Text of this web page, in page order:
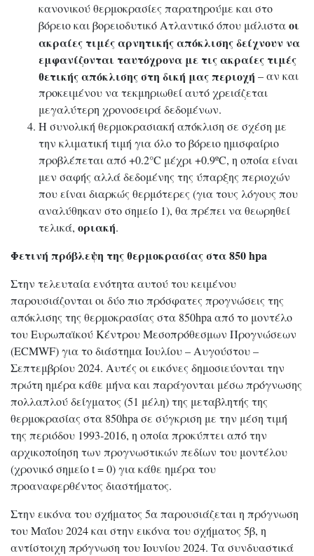
κανονικού θερμοκρασίες παρατηρούμε και στο
βόρειο και βορειοδυτικό Ατλαντικό όπου μάλισταοι
ακραίες τιμές αρνητικής απόκλισης δείχνουν να
εμφανίζονται ταυτόχρονα με τις ακραίες τιμές
θετικής απόκλισης στη δική μας περιοχή – αν και
προκειμένου να τεκμηριωθεί αυτό χρειάζεται
μεγαλύτερη χρονοσειρά δεδομένων.
Η συνολική θερμοκρασιακή απόκλιση σε σχέση με
την κλιματική τιμή για όλο το βόρειο ημισφαίριο
προβλέπεται από +0.2°C μέχρι +0.9ºC, η οποία είναι
μεν σαφής αλλά δεδομένης της ύπαρξης περιοχών
που είναι διαρκώς θερμότερες (για τους λόγους που
αναλύθηκαν στο σημείο 1), θα πρέπει να θεωρηθεί
τελικά, οριακή.
Φετινή πρόβλεψη της θερμοκρασίας στα 850 hpa
Στην τελευταία ενότητα αυτού του κειμένου
παρουσιάζονται οι δύο πιο πρόσφατες προγνώσεις της
απόκλισης της θερμοκρασίας στα 850hpa από το μοντέλο
του Ευρωπαϊκού Κέντρου Μεσοπρόθεσμων Προγνώσεων
(ECMWF) για το διάστημα Ιουλίου – Αυγούστου –
Σεπτεμβρίου 2024. Αυτές οι εικόνες δημοσιεύονται την
πρώτη ημέρα κάθε μήνα και παράγονται μέσω πρόγνωσης
πολλαπλού δείγματος (51 μέλη) της μεταβλητής της
θερμοκρασίας στα 850hpa σε σύγκριση με την μέση τιμή
της περιόδου 1993-2016, η οποία προκύπτει από την
αρχικοποίηση των προγνωστικών πεδίων του μοντέλου
(χρονικό σημείο t = 0) για κάθε ημέρα του
προαναφερθέντος διαστήματος.
Στην εικόνα του σχήματος 5α παρουσιάζεται η πρόγνωση
του Μαΐου 2024 και στην εικόνα του σχήματος 5β, η
αντίστοιχη πρόγνωση του Ιουνίου 2024. Τα συνδυαστικά